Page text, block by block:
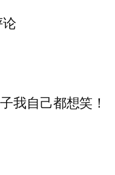
论
我自己都想笑！